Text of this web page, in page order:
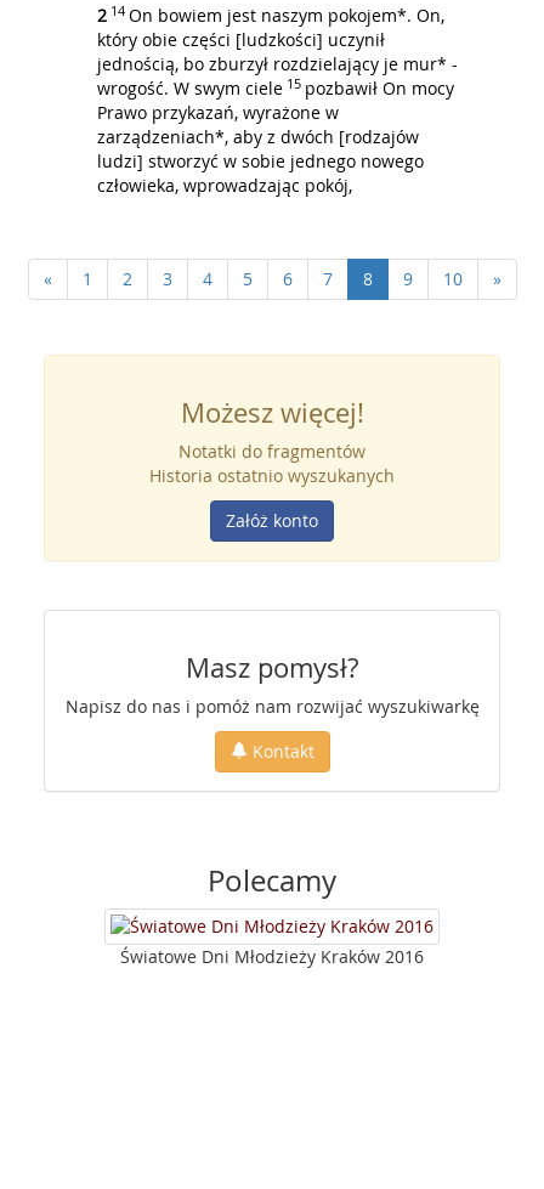
2 14 On bowiem jest naszym pokojem*. On,
który obie części [ludzkości] uczynił
jednością, bo zburzył rozdzielający je mur* -
wrogość. W swym ciele 15 pozbawił On mocy
Prawo przykazań, wyrażone w
zarządzeniach*, aby z dwóch [rodzajów
ludzi] stworzyć w sobie jednego nowego
człowieka, wprowadzając pokój,
« 1 2 3 4 5 6 7 8 9 10 »
Możesz więcej!
Notatki do fragmentów
Historia ostatnio wyszukanych
Załóż konto
Masz pomysł?
Napisz do nas i pomóż nam rozwijać wyszukiwarkę
Kontakt
Polecamy
Światowe Dni Młodzieży Kraków 2016